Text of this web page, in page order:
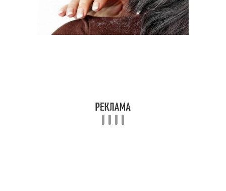
Сода от перхоти